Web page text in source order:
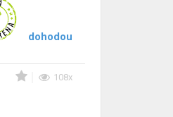
dohodou
108x